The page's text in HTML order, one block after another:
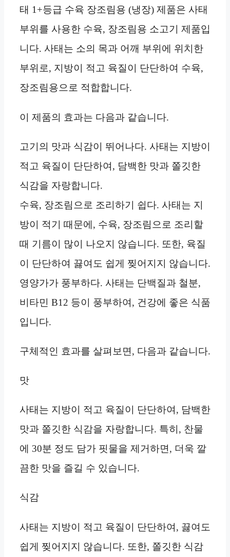
태 1+등급 수육 장조림용 (냉장) 제품은 사태
부위를 사용한 수육, 장조림용 소고기 제품입
니다. 사태는 소의 목과 어깨 부위에 위치한
부위로, 지방이 적고 육질이 단단하여 수육,
장조림용으로 적합합니다.
이 제품의 효과는 다음과 같습니다.
고기의 맛과 식감이 뛰어나다. 사태는 지방이
적고 육질이 단단하여, 담백한 맛과 쫄깃한
식감을 자랑합니다.
수육, 장조림으로 조리하기 쉽다. 사태는 지
방이 적기 때문에, 수육, 장조림으로 조리할
때 기름이 많이 나오지 않습니다. 또한, 육질
이 단단하여 끓여도 쉽게 찢어지지 않습니다.
영양가가 풍부하다. 사태는 단백질과 철분,
비타민 B12 등이 풍부하여, 건강에 좋은 식품
입니다.
구체적인 효과를 살펴보면, 다음과 같습니다.
맛
사태는 지방이 적고 육질이 단단하여, 담백한
맛과 쫄깃한 식감을 자랑합니다. 특히, 찬물
에 30분 정도 담가 핏물을 제거하면, 더욱 깔
끔한 맛을 즐길 수 있습니다.
식감
사태는 지방이 적고 육질이 단단하여, 끓여도
쉽게 찢어지지 않습니다. 또한, 쫄깃한 식감